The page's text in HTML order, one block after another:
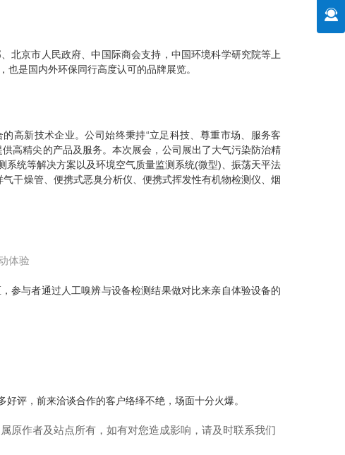
京市人民政府、中国际商会支持，中国环境科学研究院等上
是国内外环保同行高度认可的品牌展览。
新技术企业。公司始终秉持“立足科技、尊重市场、服务客
高精尖的产品及服务。本次展会，公司展出了大气污染防治精
统等解决方案以及环境空气质量监测系统(微型)、振荡天平法
干燥管、便携式恶臭分析仪、便携式挥发性有机物检测仪、烟
体验
与者通过人工嗅辨与设备检测结果做对比来亲自体验设备的
评，前来洽谈合作的客户络绎不绝，场面十分火爆。
原作者及站点所有，如有对您造成影响，请及时联系我们